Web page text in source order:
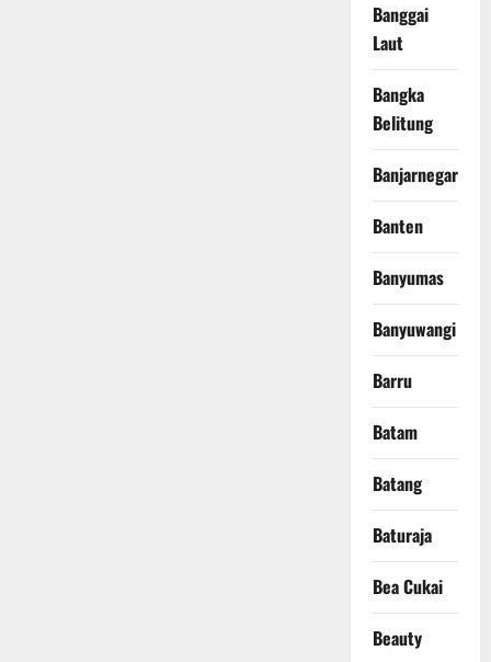
Banggai
Laut
Bangka
Belitung
Banjarnegara
Banten
Banyumas
Banyuwangi
Barru
Batam
Batang
Baturaja
Bea Cukai
Beauty